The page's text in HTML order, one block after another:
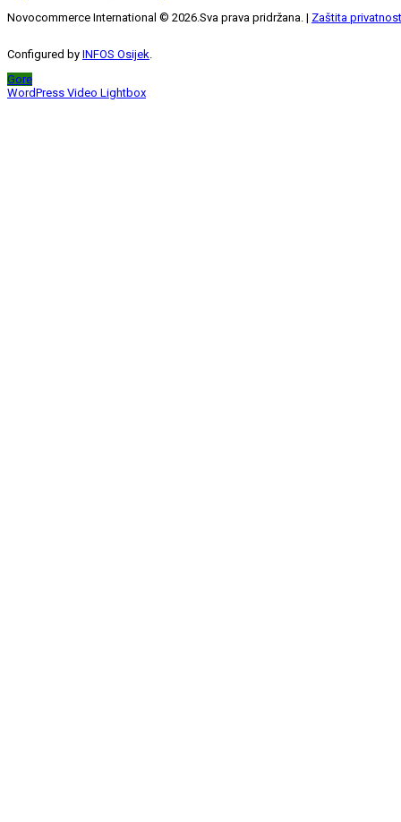
Novocommerce International © 2026.Sva prava pridržana. | Zaštita
Configured by INFOS Osijek.
Gore
WordPress Video Lightbox